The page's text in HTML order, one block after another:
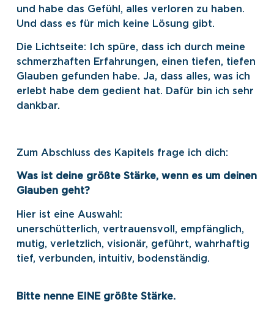
und habe das Gefühl, alles verloren zu haben.
Und dass es für mich keine Lösung gibt.
Die Lichtseite: Ich spüre, dass ich durch meine
schmerzhaften Erfahrungen, einen tiefen, tiefen
Glauben gefunden habe. Ja, dass alles, was ich
erlebt habe dem gedient hat. Dafür bin ich sehr
dankbar.
Zum Abschluss des Kapitels frage ich dich:
Was ist deine größte Stärke, wenn es um deinen
Glauben geht?
Hier ist eine Auswahl:
unerschütterlich, vertrauensvoll, empfänglich,
mutig, verletzlich, visionär, geführt, wahrhaftig
tief, verbunden, intuitiv, bodenständig.
Bitte nenne EINE größte Stärke.